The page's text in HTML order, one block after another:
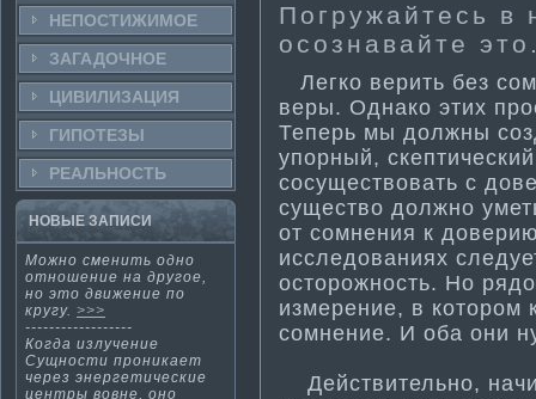
НЕПОСТИ­ЖИМОЕ
ЗАГАДОЧНΟЕ
ЦИВИЛИЗАЦИЯ
ГИПОТЕЗЫ
РЕАЛЬНΟСТЬ
НОВЫЕ ЗАПИСИ
Можнο сменить однο
отнοшение на другοе,
нο этο движение по
кругу. >>>
------------------
Когда излучение
Сущности­ проникает
через энергети­ческие
центры вовне, оно
Погружайтесь в
осознавайте
Легко верить без
веры. Однако эти­х
Теперь мы должны
упорный,
сосуществовать с
существо должно
от сомнения к
исследованиях
осторожность. Но
измерение, в котором
сомнение. И оба они
Действительно,